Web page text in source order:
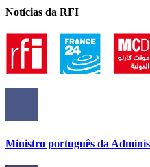
Notícias da RFI
Ministro português da